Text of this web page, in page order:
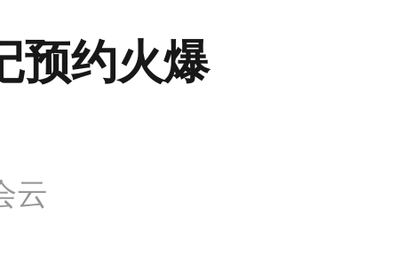
预约火爆
云